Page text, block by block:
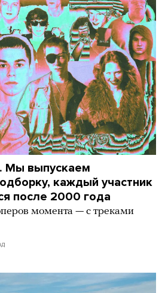
Мы выпускаем
каждый участник
после 2000 года
момента — с треками